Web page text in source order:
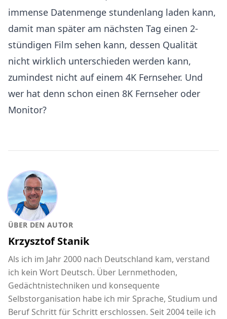
immense Datenmenge stundenlang laden kann,
damit man später am nächsten Tag einen 2-
stündigen Film sehen kann, dessen Qualität
nicht wirklich unterschieden werden kann,
zumindest nicht auf einem 4K Fernseher. Und
wer hat denn schon einen 8K Fernseher oder
Monitor?
ÜBER DEN AUTOR
Krzysztof Stanik
Als ich im Jahr 2000 nach Deutschland kam, verstand
ich kein Wort Deutsch. Über Lernmethoden,
Gedächtnistechniken und konsequente
Selbstorganisation habe ich mir Sprache, Studium und
Beruf Schritt für Schritt erschlossen. Seit 2004 teile ich